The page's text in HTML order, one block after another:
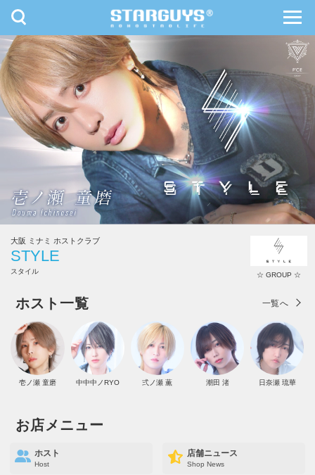
九州・沖縄 北海道・東北
toggle
navigation
大阪 ミナミ ホストクラブ
STYLE
スタイル ☆ GROUP ☆
ホスト一覧 一覧へ
壱ノ瀬 童磨 中中中ノRYO 弍ノ瀬 薫 潮田 渚 日奈瀬 琉華
お店メニュー
ホスト
Host
店舗ニュース
Shop News